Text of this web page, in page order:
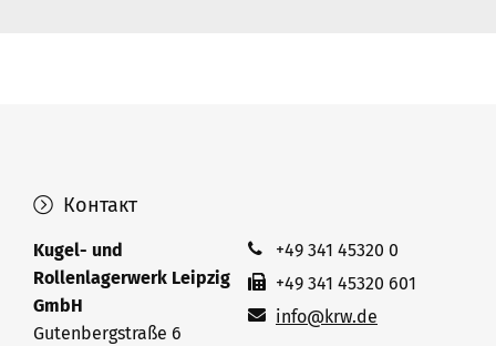
Контакт
Kugel- und
Rollenlagerwerk Leipzig
GmbH
Gutenbergstraße 6
+49 341 45320 0
+49 341 45320 601
info@krw.de